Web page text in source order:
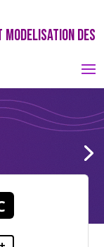
MODELISATION DES